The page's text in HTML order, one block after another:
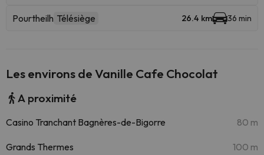
Pourtheilh Télésiège 26.4 km 36 min
Les environs de Vanille Cafe Chocolat
A proximité
Casino Tranchant Bagnères-de-Bigorre 80 m
Grands Thermes 100 m